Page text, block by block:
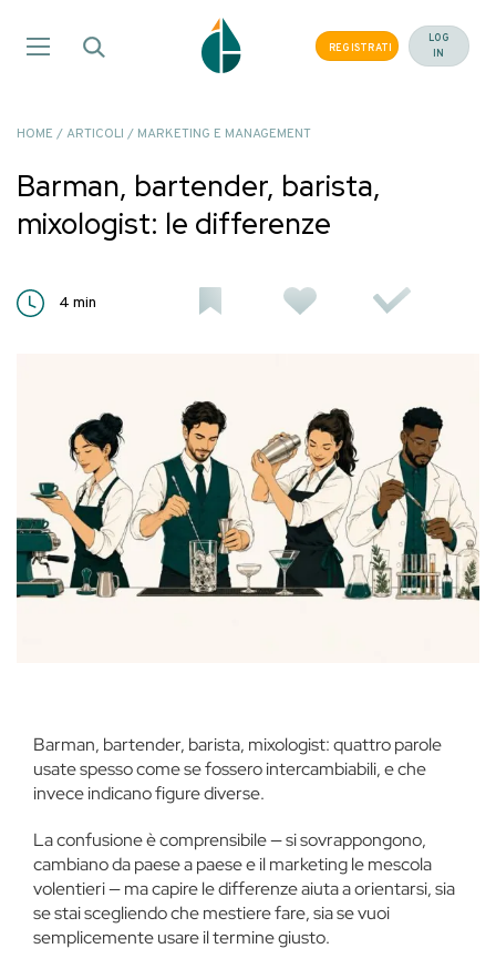
REGISTRATI
LOG
IN
HOME /ARTICOLI / MARKETING E MANAGEMENT
Barman, bartender, barista,
mixologist: le differenze
4 min
Barman, bartender, barista, mixologist: quattro parole
usate spesso come se fossero intercambiabili, e che
invece indicano figure diverse.
La confusione è comprensibile — si sovrappongono,
cambiano da paese a paese e il marketing le mescola
volentieri — ma capire le differenze aiuta a orientarsi, sia
se stai scegliendo che mestiere fare, sia se vuoi
semplicemente usare il termine giusto.